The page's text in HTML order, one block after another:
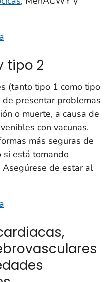
tipo 2
(tanto tipo 1 como tipo
presentar problemas
o muerte, a causa de
con vacunas.
más seguras de
si está tomando
Asegúrese de estar al